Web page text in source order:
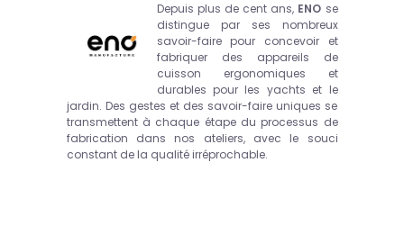
Depuis plus de cent ans, ENO se
distingue par ses nombreux
savoir-faire pour concevoir et
fabriquer des appareils de
cuisson ergonomiques et
durables pour les yachts et le
jardin. Des gestes et des savoir-faire uniques se
transmettent à chaque étape du processus de
fabrication dans nos ateliers, avec le souci
constant de la qualité irréprochable.